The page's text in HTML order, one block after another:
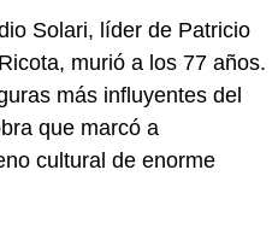
Solari, líder de Patricio
murió a los 77 años.
más influyentes del
que marcó a
cultural de enorme